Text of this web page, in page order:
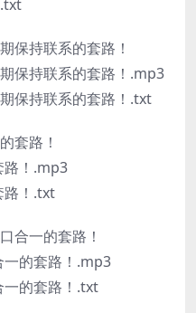
保持联系的套路！
保持联系的套路！.mp3
保持联系的套路！.txt
套路！
路！.mp3
路！.txt
合一的套路！
一的套路！.mp3
一的套路！.txt